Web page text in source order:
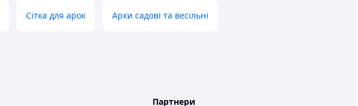
Сітка для арок Арки садові та весільні
Партнери